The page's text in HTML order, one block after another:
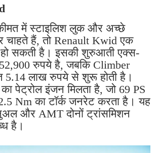
में स्टाइलिश लुक और अच्छे
चाहते हैं, तो Renault Kwid एक
हो सकती है। इसकी शुरुआती एक्स-
रुपये है, जबकि Climber
5.14 लाख रुपये से शुरू होती है।
पेट्रोल इंजन मिलता है, जो 69 PS
Nm का टॉर्क जनरेट करता है। यह
और AMT दोनों ट्रांसमिशन
है।